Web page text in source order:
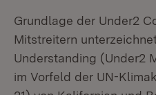
Grundlage der Under2
Mitstreitern
Understanding (Under2
im Vorfeld der UN-